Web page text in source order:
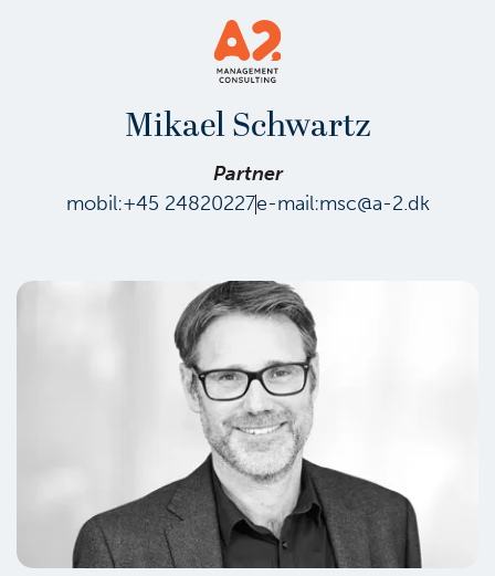
Mikael Schwartz
Partner
mobil:+45 24820227e-mail:msc@a-2.dk